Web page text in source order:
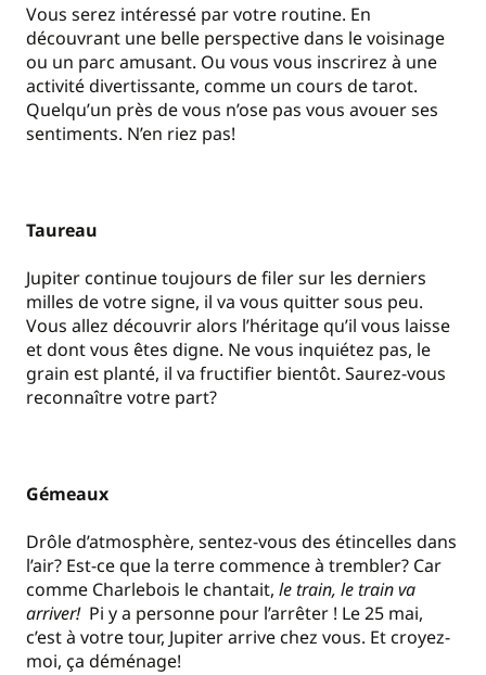
Vous serez intéressé par votre routine. En
découvrant une belle perspective dans le voisinage
ou un parc amusant. Ou vous vous inscrirez à une
activité divertissante, comme un cours de tarot.
Quelqu’un près de vous n’ose pas vous avouer ses
sentiments. N’en riez pas!
Taureau
Jupiter continue toujours de filer sur les derniers
milles de votre signe, il va vous quitter sous peu.
Vous allez découvrir alors l’héritage qu’il vous laisse
et dont vous êtes digne. Ne vous inquiétez pas, le
grain est planté, il va fructifier bientôt. Saurez-vous
reconnaître votre part?
Gémeaux
Drôle d’atmosphère, sentez-vous des étincelles dans
l’air? Est-ce que la terre commence à trembler? Car
comme Charlebois le chantait, le train, le train va
arriver! Pi y a personne pour l’arrêter ! Le 25 mai,
c’est à votre tour, Jupiter arrive chez vous. Et croyez-
moi, ça déménage!